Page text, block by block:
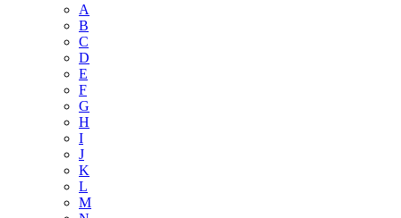
A
B
C
D
E
F
G
H
I
J
K
L
M